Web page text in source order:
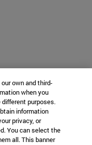
own and third-
when you
purposes.
information
privacy, or
You can select the
all. This banner